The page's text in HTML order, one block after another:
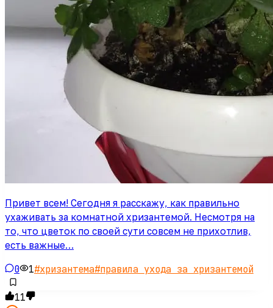
Привет всем! Сегодня я расскажу, как правильно
ухаживать за комнатной хризантемой. Несмотря на
то, что цветок по своей сути совсем не прихотлив,
есть важные…
0 1#хризантема#правила ухода за хризантемой
11